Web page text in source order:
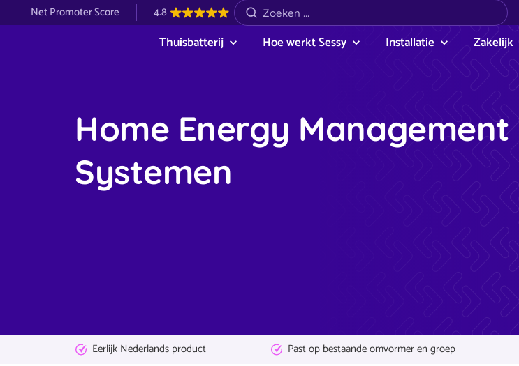
Net Promoter Score 4.8
Thuisbatterij Hoe werkt Sessy Installatie Zakelijk
Home Energy Management
Systemen
Eerlijk Nederlands product Past op bestaande omvormer en groep